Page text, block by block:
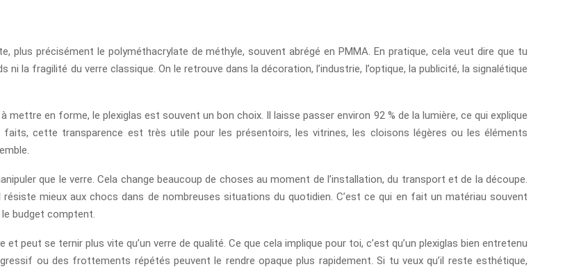
plus précisément le polyméthacrylate de méthyle, souvent abrégé en PMMA. En pratique, cela veut dire que tu
la fragilité du verre classique. On le retrouve dans la décoration, l’industrie, l’optique, la publicité, la signalétique
en forme, le plexiglas est souvent un bon choix. Il laisse passer environ 92 % de la lumière, ce qui explique
cette transparence est très utile pour les présentoirs, les vitrines, les cloisons légères ou les éléments
que le verre. Cela change beaucoup de choses au moment de l’installation, du transport et de la découpe.
résiste mieux aux chocs dans de nombreuses situations du quotidien. C’est ce qui en fait un matériau souvent
budget comptent.
peut se ternir plus vite qu’un verre de qualité. Ce que cela implique pour toi, c’est qu’un plexiglas bien entretenu
ou des frottements répétés peuvent le rendre opaque plus rapidement. Si tu veux qu’il reste esthétique,